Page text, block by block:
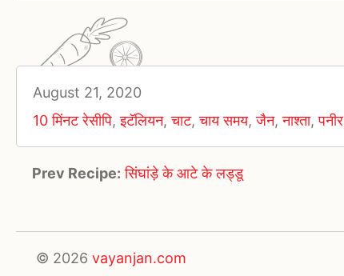
August 21, 2020
10 मिंनट रेसीपि,इटॅलियन,चाट,चाय समय,जैन,नाश्ता,पनीर
Prev Recipe: सिंघांड़े के आटे के लड्डू
© 2026 vayanjan.com